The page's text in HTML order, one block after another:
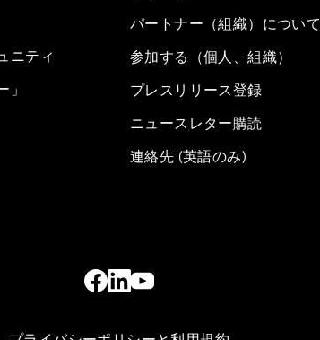
ニティ
」
パートナー（組織）について
参加する（個人、組織）
プレスリリース登録
ニュースレター購読
連絡先 (英語のみ)